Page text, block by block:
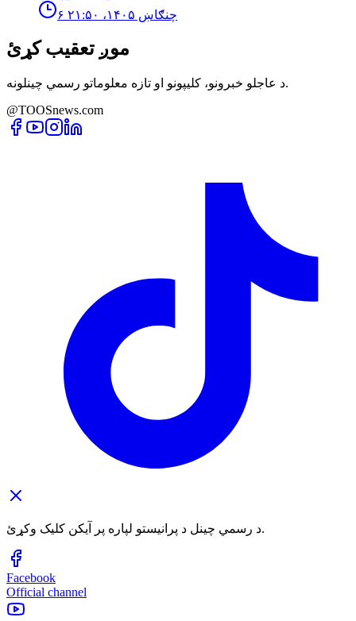
۶ چنګاښ ۱۴۰۵، ۲۱:۵۰
موږ تعقیب کړئ
د عاجلو خبرونو، کلیپونو او تازه معلوماتو رسمي چینلونه.
@TOOSnews.com
د رسمي چینل د پرانیستو لپاره پر آیکن کلیک وکړئ.
Facebook
Official channel